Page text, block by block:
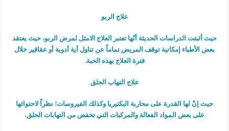
علاج الربو
حيث أثبتت الدراسات الحديثة أنّها تعتبر العلاج الامثل لمرض الربو، حيث يعتقد
بعض الأطباء إمكانية توقف المريض تماماً عن تناول أية أدوية أو عقاقير خلال
فترة العلاج بهذه الحبة.
علاج التهاب الحلق
حيث إنّ لها القدرة على محاربة البكتيريا وكذلك الفيروسات؛ نظراً لاحتوائها
على بعض المواد الفعالة والمركبات التي تخفض من التهابات الحلق.